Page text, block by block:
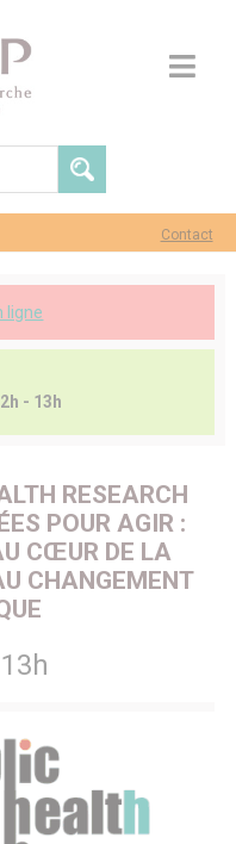
Contact
ligne
- 13h
RESEARCH
POUR AGIR :
CŒUR DE LA
CHANGEMENT